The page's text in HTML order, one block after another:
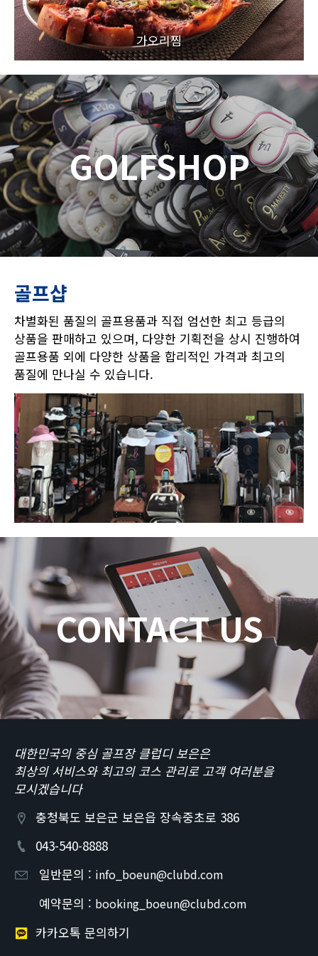
가오리찜
GOLFSHOP
골프샵
차별화된 품질의 골프용품과 직접 엄선한 최고 등급의
상품을 판매하고 있으며, 다양한 기획전을 상시 진행하여
골프용품 외에 다양한 상품을 합리적인 가격과 최고의
품질에 만나실 수 있습니다.
CONTACT US
대한민국의 중심 골프장 클럽디 보은은
최상의 서비스와 최고의 코스 관리로 고객 여러분을
모시겠습니다
충청북도 보은군 보은읍 장속중초로 386
043-540-8888
일반문의 : info_boeun@clubd.com
예약문의 : booking_boeun@clubd.com
카카오톡 문의하기